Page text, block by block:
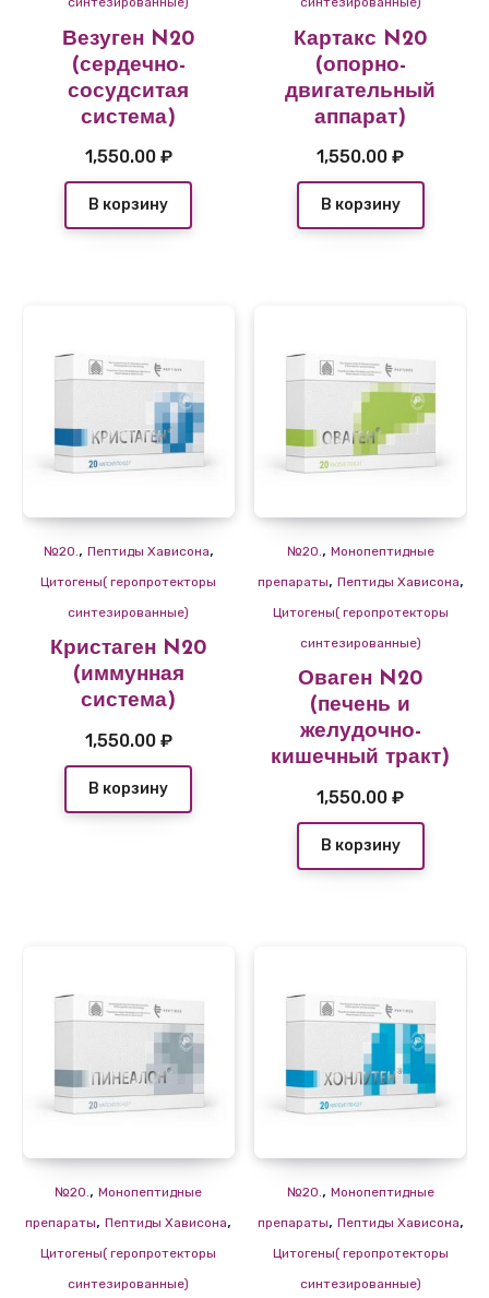
Везуген N20
(сердечно-
сосудситая
система)
1,550.00 ₽
В корзину
Картакс N20
(опорно-
двигательный
аппарат)
1,550.00₽
В корзину
№20., Пептиды Хависона,
Цитогены( геропротекторы
синтезированные)
Кристаген N20
(иммунная
система)
1,550.00 ₽
В корзину
№20., Монопептидные
препараты, Пептиды Хависона,
Цитогены( геропротекторы
синтезированные)
Оваген N20
(печень и
желудочно-
кишечный тракт)
1,550.00₽
В корзину
№20. ,Монопептидные
препараты,Пептиды Хависона,
Цитогены( геропротекторы
синтезированные)
№20. , Монопептидные
препараты, Пептиды Хависона,
Цитогены( геропротекторы
синтезированные)